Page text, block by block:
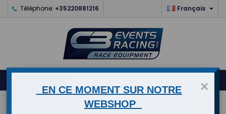
Téléphone: +35220881216 Français 
×
EN CE MOMENT SUR NOTRE
WEBSHOP